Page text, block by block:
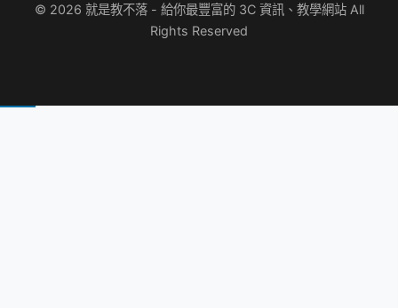
© 2026 就是教不落 - 給你最豐富的 3C 資訊、教學網站 All
Rights Reserved